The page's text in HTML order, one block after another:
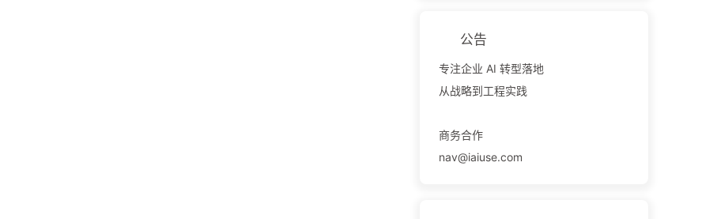
公告
专注企业 AI 转型落地
从战略到工程实践
商务合作
nav@iaiuse.com